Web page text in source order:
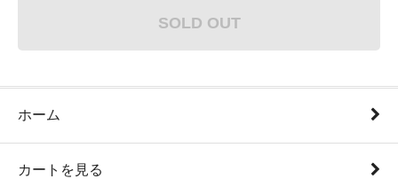
SOLD OUT
ホーム
カートを見る